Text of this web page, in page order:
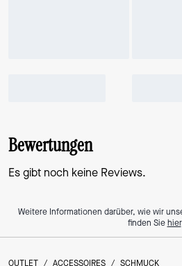
Bewertungen
Es gibt noch keine Reviews.
Weitere Informationen darüber, wie wir
finden Siehier
OUTLET / ACCESSOIRES / SCHMUCK